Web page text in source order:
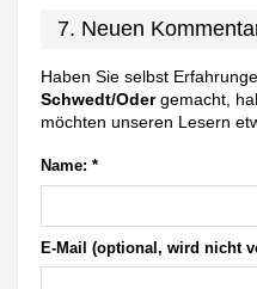
7. Neuen
Haben Sie selbst
Schwedt/Odergemacht,
möchten unseren Lesern
Name: *
E-Mail (optional, wird nicht